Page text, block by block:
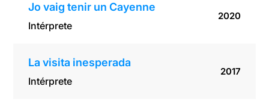
Jo vaig tenir un Cayenne
Intérprete
2020
La visita inesperada
Intérprete
2017